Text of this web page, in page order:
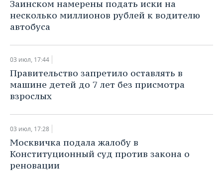
Заинском намерены подать иски на
несколько миллионов рублей к водителю
автобуса
03 июл, 17:44
Правительство запретило оставлять в
машине детей до 7 лет без присмотра
взрослых
03 июл, 17:28
Москвичка подала жалобу в
Конституционный суд против закона о
реновации